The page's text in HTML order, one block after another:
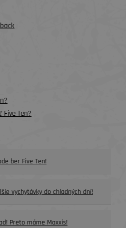
Ten?
ber Five Ten!
vychytávky do chladných dní!
Preto máme Maxxis!